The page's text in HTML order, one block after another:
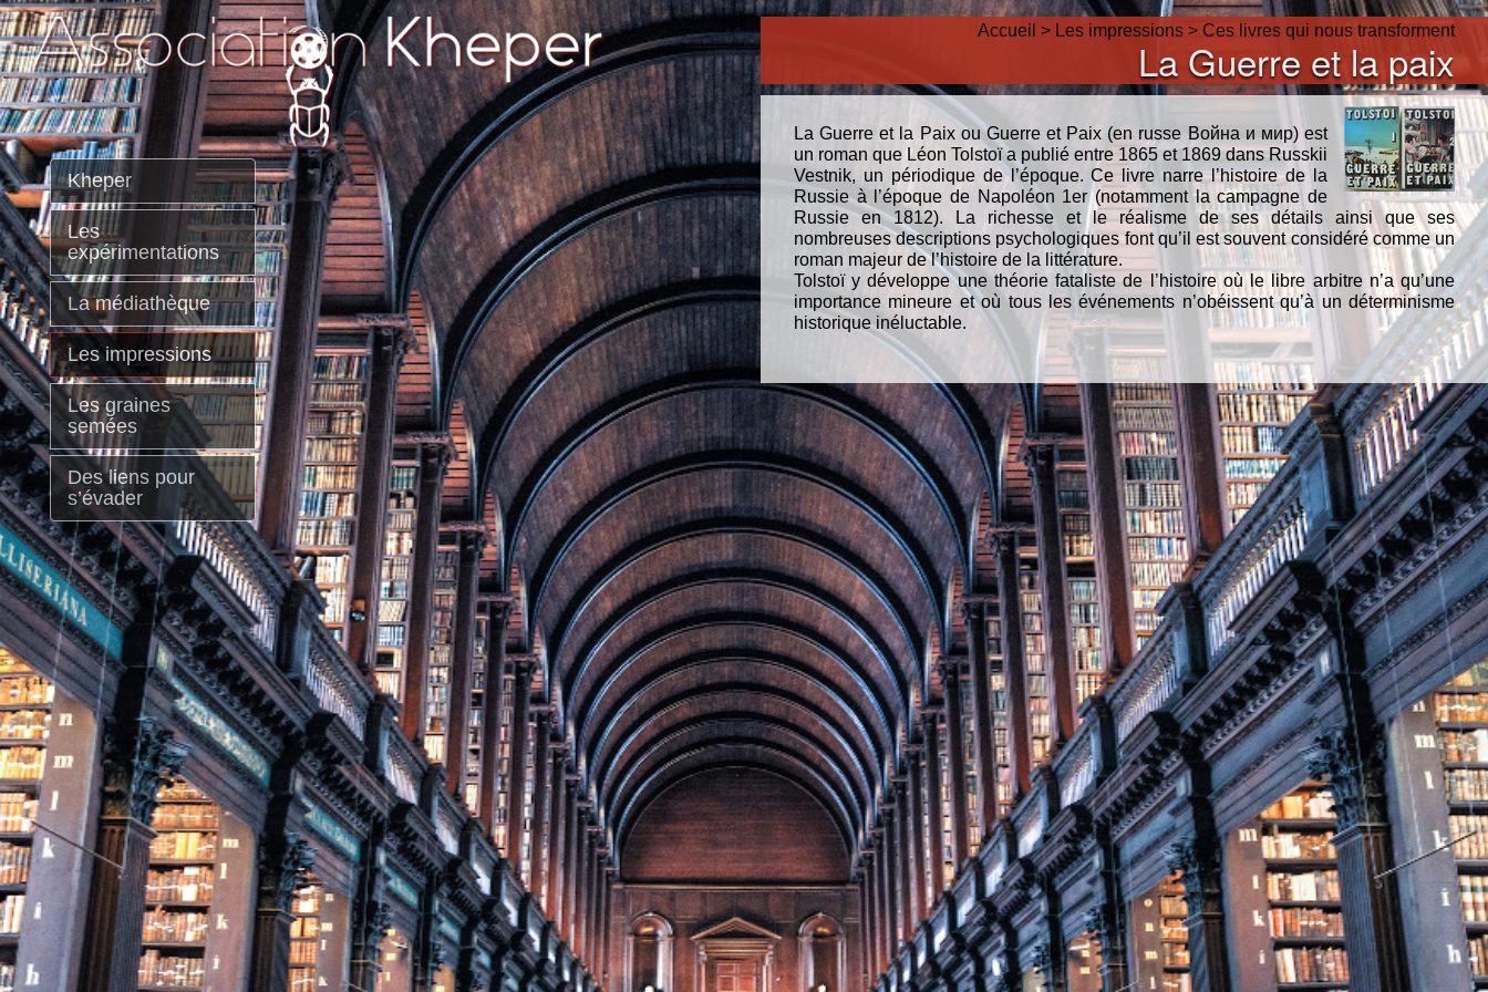
Kheper
Les
expérimentations
La médiathèque
Les impressions
Les graines
semées
Des liens pour
s’évader
Accueil > Les impressions > Ces livres qui nous transforment
La Guerre et la paix
La Guerre et la Paix ou Guerre et Paix (en russe Война и мир) est
un roman que Léon Tolstoï a publié entre 1865 et 1869 dans Russkii
Vestnik, un périodique de l’époque. Ce livre narre l’histoire de la
Russie à l’époque de Napoléon 1er (notamment la campagne de
Russie en 1812). La richesse et le réalisme de ses détails ainsi que ses
nombreuses descriptions psychologiques font qu’il est souvent considéré comme un
roman majeur de l’histoire de la littérature.
Tolstoï y développe une théorie fataliste de l’histoire où le libre arbitre n’a qu’une
importance mineure et où tous les événements n’obéissent qu’à un déterminisme
historique inéluctable.